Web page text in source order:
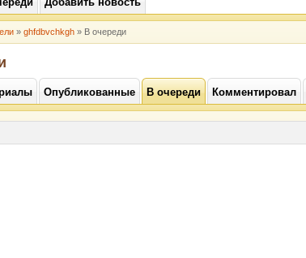
»ghfdbvchkgh » В очереди
Опубликованные В очереди Комментировал